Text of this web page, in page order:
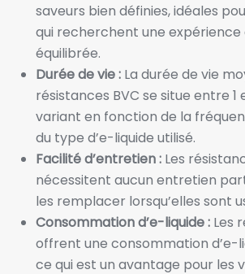
saveurs bien définies, idéales
qui recherchent une expérience
équilibrée.
Durée de vie : La durée de vie
résistances BVC se situe entre 1
variant en fonction de la
du type d’e-liquide utilisé.
Facilité d’entretien : Les
nécessitent aucun entretien
les remplacer lorsqu’elles sont
Consommation d’e-liquide : Les
offrent une consommation d’e-
ce qui est un avantage pour les